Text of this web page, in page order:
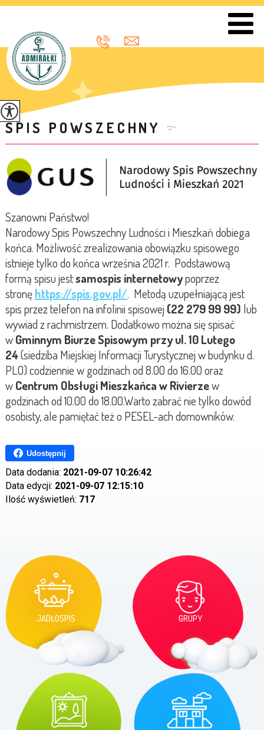
SPIS POWSZECHNY
Szanowni Państwo!
Narodowy Spis Powszechny Ludności i Mieszkań dobiega
końca. Możliwość zrealizowania obowiązku spisowego
istnieje tylko do końca września 2021 r. Podstawową
formą spisu jestsamospis internetowypoprzez
stronęhttps://spis.gov.pl/. Metodą uzupełniającą jest
spis przez telefon na infolinii spisowej (22 279 99 99) lub
wywiad z rachmistrzem. Dodatkowo można się spisać
wGminnym Biurze Spisowym przy ul. 10 Lutego
24(siedziba Miejskiej Informacji Turystycznej w budynku d.
PLO) codziennie w godzinach od 8.00 do 16.00 oraz
wCentrum Obsługi Mieszkańca w Rivierzew
godzinach od 10.00 do 18.00.Warto zabrać nie tylko dowód
osobisty, ale pamiętać też o PESEL-ach domowników.
Udostępnij
Data dodania: 2021-09-07 10:26:42
Data edycji: 2021-09-07 12:15:10
Ilość wyświetleń: 717
JADŁOSPIS GRUPY